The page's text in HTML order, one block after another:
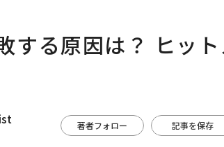
する原因は？ ヒッ
著者フォロー 記事を保存